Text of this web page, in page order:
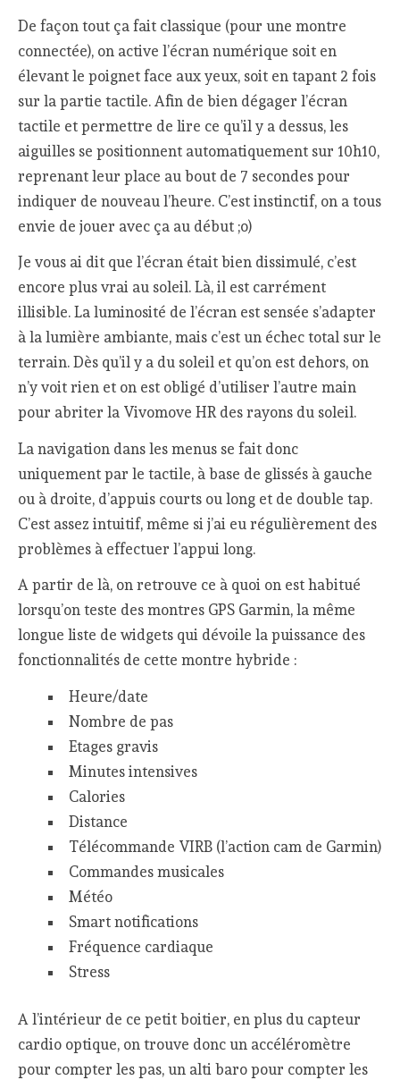
De façon tout ça fait classique (pour une montre
connectée), on active l’écran numérique soit en
élevant le poignet face aux yeux, soit en tapant 2 fois
sur la partie tactile. Afin de bien dégager l’écran
tactile et permettre de lire ce qu’il y a dessus, les
aiguilles se positionnent automatiquement sur 10h10,
reprenant leur place au bout de 7 secondes pour
indiquer de nouveau l’heure. C’est instinctif, on a tous
envie de jouer avec ça au début ;o)
Je vous ai dit que l’écran était bien dissimulé, c’est
encore plus vrai au soleil. Là, il est carrément
illisible. La luminosité de l’écran est sensée s’adapter
à la lumière ambiante, mais c’est un échec total sur le
terrain. Dès qu’il y a du soleil et qu’on est dehors, on
n’y voit rien et on est obligé d’utiliser l’autre main
pour abriter la Vivomove HR des rayons du soleil.
La navigation dans les menus se fait donc
uniquement par le tactile, à base de glissés à gauche
ou à droite, d’appuis courts ou long et de double tap.
C’est assez intuitif, même si j’ai eu régulièrement des
problèmes à effectuer l’appui long.
A partir de là, on retrouve ce à quoi on est habitué
lorsqu’on teste des montres GPS Garmin, la même
longue liste de widgets qui dévoile la puissance des
fonctionnalités de cette montre hybride :
Heure/date
Nombre de pas
Etages gravis
Minutes intensives
Calories
Distance
Télécommande VIRB (l’action cam de Garmin)
Commandes musicales
Météo
Smart notifications
Fréquence cardiaque
Stress
A l’intérieur de ce petit boitier, en plus du capteur
cardio optique, on trouve donc un accéléromètre
pour compter les pas, un alti baro pour compter les